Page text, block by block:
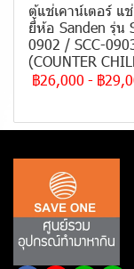
ตู้แช่เคาน์เตอร์ แ
ยี่ห้อ Sanden รุ่น
0902 / SCC-
(COUNTER
฿26,000 - ฿